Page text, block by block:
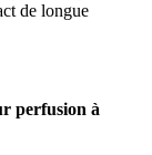
de longue
perfusion à